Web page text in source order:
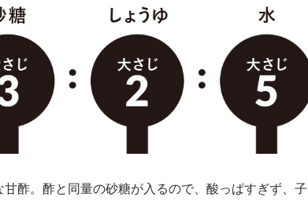
酢。酢と同量の砂糖が入るので、酸っぱすぎず、子